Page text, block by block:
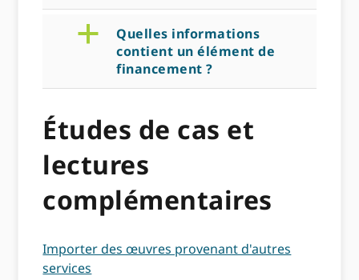
a
Quelles informations
contient un élément de
financement ?
Études de cas et
lectures
complémentaires
Importer des œuvres provenant d'autres
services